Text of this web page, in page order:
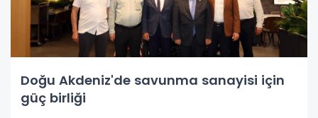
Doğu Akdeniz'de savunma sanayisi için
güç birliği